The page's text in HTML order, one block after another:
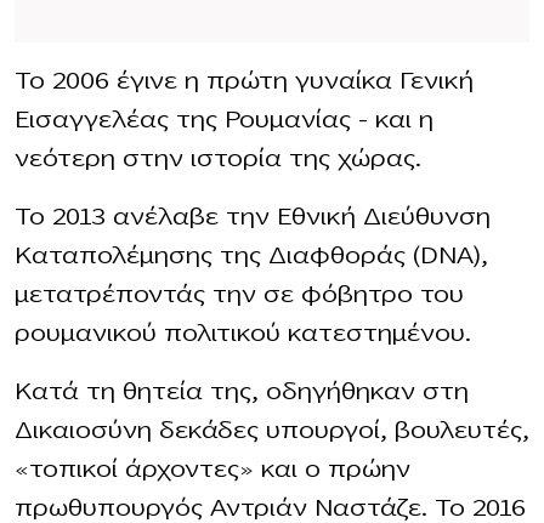
Το 2006 έγινε η πρώτη γυναίκα Γενική
Εισαγγελέας της Ρουμανίας – και η
νεότερη στην ιστορία της χώρας.
Το 2013 ανέλαβε την Εθνική Διεύθυνση
Καταπολέμησης της Διαφθοράς (DNA),
μετατρέποντάς την σε φόβητρο του
ρουμανικού πολιτικού κατεστημένου.
Κατά τη θητεία της, οδηγήθηκαν στη
Δικαιοσύνη δεκάδες υπουργοί, βουλευτές,
«τοπικοί άρχοντες» και ο πρώην
πρωθυπουργός Αντριάν Ναστάζε. Το 2016